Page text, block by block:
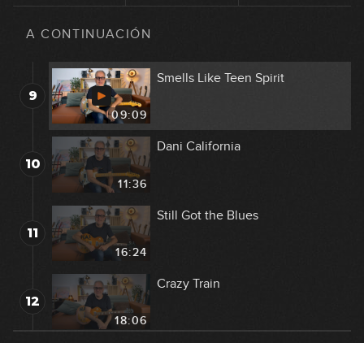
A CONTINUACIÓN
8
Sweet Child O' Mine
9
09:09
Smells Like Teen Spirit
10
11:36
Dani California
11
16:24
Still Got the Blues
12
18:06
Crazy Train